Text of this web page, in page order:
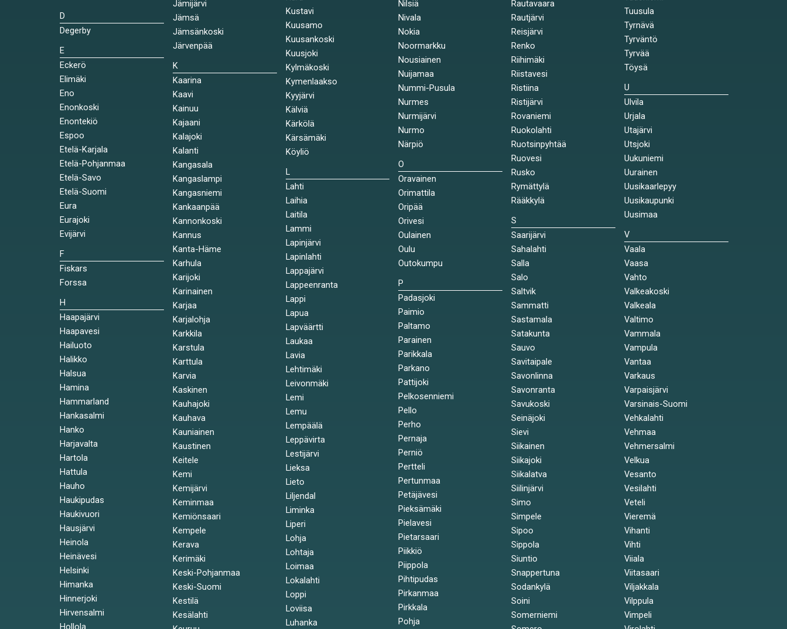
D
Degerby
E
Eckerö
Elimäki
Eno
Enonkoski
Enontekiö
Espoo
Etelä-Karjala
Etelä-Pohjanmaa
Etelä-Savo
Etelä-Suomi
Eura
Eurajoki
Evijärvi
F
Fiskars
Forssa
H
Haapajärvi
Haapavesi
Hailuoto
Halikko
Halsua
Hamina
Hammarland
Hankasalmi
Hanko
Harjavalta
Hartola
Hattula
Hauho
Haukipudas
Haukivuori
Hausjärvi
Heinola
Heinävesi
Helsinki
Himanka
Hinnerjoki
Hirvensalmi
Hollola
Jämijärvi
Jämsä
Jämsänkoski
Järvenpää
K
Kaarina
Kaavi
Kainuu
Kajaani
Kalajoki
Kalanti
Kangasala
Kangaslampi
Kangasniemi
Kankaanpää
Kannonkoski
Kannus
Kanta-Häme
Karhula
Karijoki
Karinainen
Karjaa
Karjalohja
Karkkila
Karstula
Karttula
Karvia
Kaskinen
Kauhajoki
Kauhava
Kauniainen
Kaustinen
Keitele
Kemi
Kemijärvi
Keminmaa
Kemiönsaari
Kempele
Kerava
Kerimäki
Keski-Pohjanmaa
Keski-Suomi
Kestilä
Kesälahti
Kustavi
Kuusamo
Kuusankoski
Kuusjoki
Kylmäkoski
Kymenlaakso
Kyyjärvi
Kälviä
Kärkölä
Kärsämäki
Köyliö
L
Lahti
Laihia
Laitila
Lammi
Lapinjärvi
Lapinlahti
Lappajärvi
Lappeenranta
Lappi
Lapua
Lapväärtti
Laukaa
Lavia
Lehtimäki
Leivonmäki
Lemi
Lemu
Lempäälä
Leppävirta
Lestijärvi
Lieksa
Lieto
Liljendal
Liminka
Liperi
Lohja
Lohtaja
Loimaa
Lokalahti
Loppi
Loviisa
Luhanka
Nilsiä
Nivala
Nokia
Noormarkku
Nousiainen
Nuijamaa
Nummi-Pusula
Nurmes
Nurmijärvi
Nurmo
Närpiö
O
Oravainen
Orimattila
Oripää
Orivesi
Oulainen
Oulu
Outokumpu
P
Padasjoki
Paimio
Paltamo
Parainen
Parikkala
Parkano
Pattijoki
Pelkosenniemi
Pello
Perho
Pernaja
Perniö
Pertteli
Pertunmaa
Petäjävesi
Pieksämäki
Pielavesi
Pietarsaari
Piikkiö
Piippola
Pihtipudas
Pirkanmaa
Pirkkala
Pohja
Rautavaara
Rautjärvi
Reisjärvi
Renko
Riihimäki
Riistavesi
Ristiina
Ristijärvi
Rovaniemi
Ruokolahti
Ruotsinpyhtää
Ruovesi
Rusko
Rymättylä
Rääkkylä
S
Saarijärvi
Sahalahti
Salla
Salo
Saltvik
Sammatti
Sastamala
Satakunta
Sauvo
Savitaipale
Savonlinna
Savonranta
Savukoski
Seinäjoki
Sievi
Siikainen
Siikajoki
Siikalatva
Siilinjärvi
Simo
Simpele
Sipoo
Sippola
Siuntio
Snappertuna
Sodankylä
Soini
Somerniemi
Tuusula
Tyrnävä
Tyrväntö
Tyrvää
Töysä
U
Ulvila
Urjala
Utajärvi
Utsjoki
Uukuniemi
Uurainen
Uusikaarlepyy
Uusikaupunki
Uusimaa
V
Vaala
Vaasa
Vahto
Valkeakoski
Valkeala
Valtimo
Vammala
Vampula
Vantaa
Varkaus
Varpaisjärvi
Varsinais-Suomi
Vehkalahti
Vehmaa
Vehmersalmi
Velkua
Vesanto
Vesilahti
Veteli
Vieremä
Vihanti
Vihti
Viiala
Viitasaari
Viljakkala
Vilppula
Vimpeli